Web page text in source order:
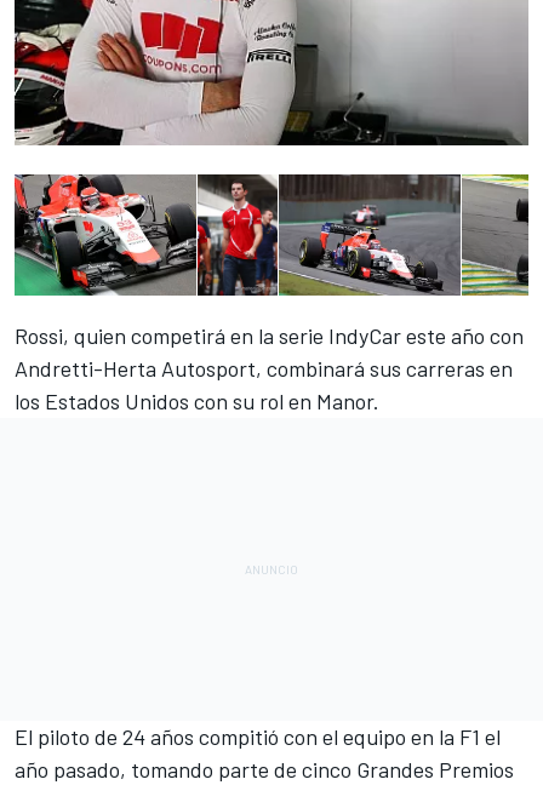
Rossi, quien competirá en la serie IndyCar este año con
Andretti-Herta Autosport, combinará sus carreras en
los Estados Unidos con su rol en Manor.
El piloto de 24 años compitió con el equipo en la F1 el
año pasado, tomando parte de cinco Grandes Premios